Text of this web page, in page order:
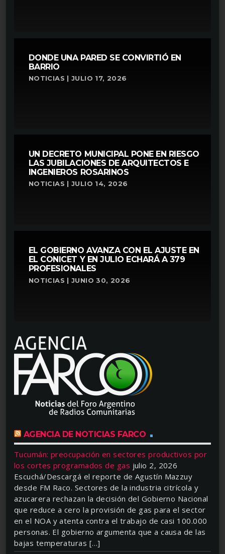
DONDE UNA PARED SE CONVIRTIÓ EN
BARRIO
NOTICIAS | JULIO 17, 2026
UN DECRETO MUNICIPAL PONE EN RIESGO
LAS JUBILACIONES DE ARQUITECTOS E
INGENIEROS ROSARINOS
NOTICIAS | JULIO 14, 2026
EL GOBIERNO AVANZA CON EL AJUSTE EN
EL CONICET Y EN JULIO ECHARÁ A 379
PROFESIONALES
NOTICIAS | JUNIO 30, 2026
AGENCIA DE NOTICIAS FARCO
Tucumán: preocupación en sectores productivos por
los cortes programados de gas julio 2, 2026
Escuchá/Descargá el reporte de Agustín Mazzuy
desde FM Raco. Sectores de la industria citrícola y
azucarera rechazan la decisión del Gobierno Nacional
que reduce a cero la provisión de gas para el sector
en el NOA y atenta contra el trabajo de casi 100.000
personas. El gobierno argumenta que a causa de las
bajas temperaturas […]